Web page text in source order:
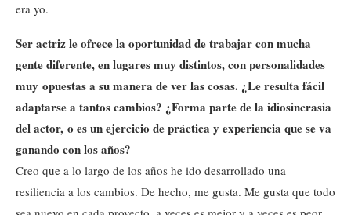
era yo.
Ser actriz le ofrece la oportunidad de trabajar con mucha
gente diferente, en lugares muy distintos, con personalidades
muy opuestas a su manera de ver las cosas. ¿Le resulta fácil
adaptarse a tantos cambios? ¿Forma parte de la idiosincrasia
del actor, o es un ejercicio de práctica y experiencia que se va
ganando con los años?
Creo que a lo largo de los años he ido desarrollado una
resiliencia a los cambios. De hecho, me gusta. Me gusta que todo